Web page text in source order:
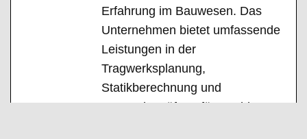
Erfahrung im Bauwesen. Das
Unternehmen bietet umfassende
Leistungen in der
Tragwerksplanung,
Statikberechnung und
Bauwerksprüfung für Hochbau,